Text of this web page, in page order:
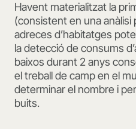
Havent materialitzat la
(consistent en una anàlisi
adreces d’habitatges
la detecció de consums
baixos durant 2 anys
el treball de camp en el
determinar el nombre i
buits.